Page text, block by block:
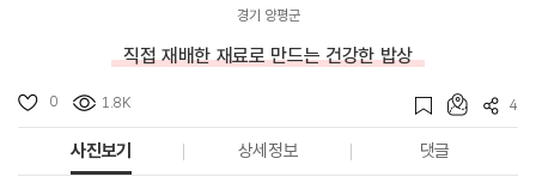
경기 양평군
직접 재배한 재료로 만드는 건강한 밥상
0 1.8K 4
사진보기 상세정보 댓글